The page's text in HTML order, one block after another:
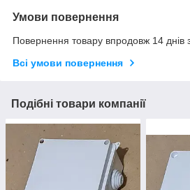
Умови повернення
Повернення товару впродовж 14 днів
Всі умови повернення
Подібні товари компанії